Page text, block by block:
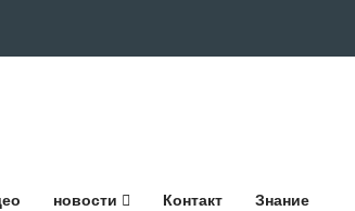
новости Контакт Знание